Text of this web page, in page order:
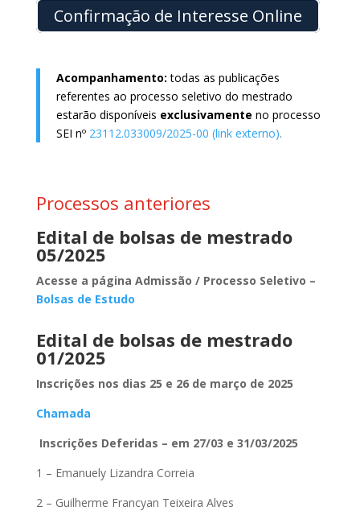
Confirmação de Interesse Online
Acompanhamento: todas as publicações
referentes ao processo seletivo do mestrado
estarão disponíveis exclusivamente no processo
SEI nº23112.033009/2025-00 (link externo).
Processos anteriores
Edital de bolsas de mestrado
05/2025
Acesse a página Admissão / Processo Seletivo –
Bolsas de Estudo
Edital de bolsas de mestrado
01/2025
Inscrições nos dias 25 e 26 de março de 2025
Chamada
Inscrições Deferidas – em 27/03 e 31/03/2025
1 – Emanuely Lizandra Correia
2 – Guilherme Francyan Teixeira Alves